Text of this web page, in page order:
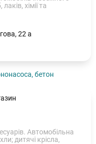
хімії та
22 а
Автомобільна
дитячі крісла,